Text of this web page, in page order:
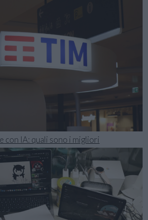
con IA: quali sono i migliori